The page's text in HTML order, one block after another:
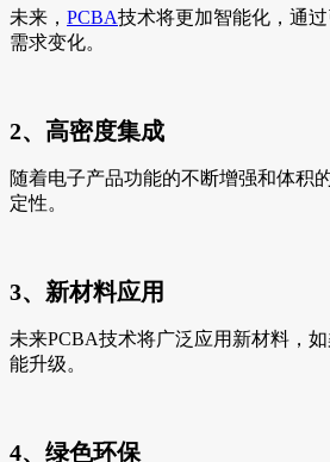
未来， PCBA技术将更加智能化，通
需求变化。
2、高密度集成
随着电子产品功能的不断增强和体积
定性。
3、新材料应用
未来PCBA技术将广泛应用新材料，
能升级。
4、绿色环保